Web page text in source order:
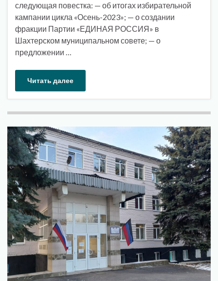
следующая повестка: — об итогах избирательной
кампании цикла «Осень-2023»; — о создании
фракции Партии «ЕДИНАЯ РОССИЯ» в
Шахтерском муниципальном совете; — о
предложении …
Читать далее